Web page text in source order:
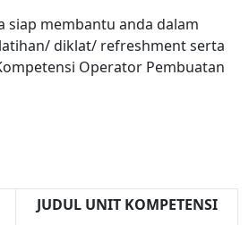
siap membantu anda dalam
diklat/ refreshment serta
Operator Pembuatan
JUDUL UNIT KOMPETENSI